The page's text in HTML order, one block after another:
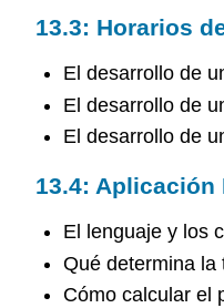
13.3: Horarios
El desarrollo de
El desarrollo de
El desarrollo de
13.4: Aplicación
El lenguaje y los
Qué determina la
Cómo calcular el